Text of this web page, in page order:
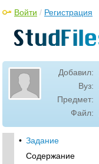
Войти / Регистрация
Добавил:
Вуз:
Предмет:
Файл:
• Задание
Содержание